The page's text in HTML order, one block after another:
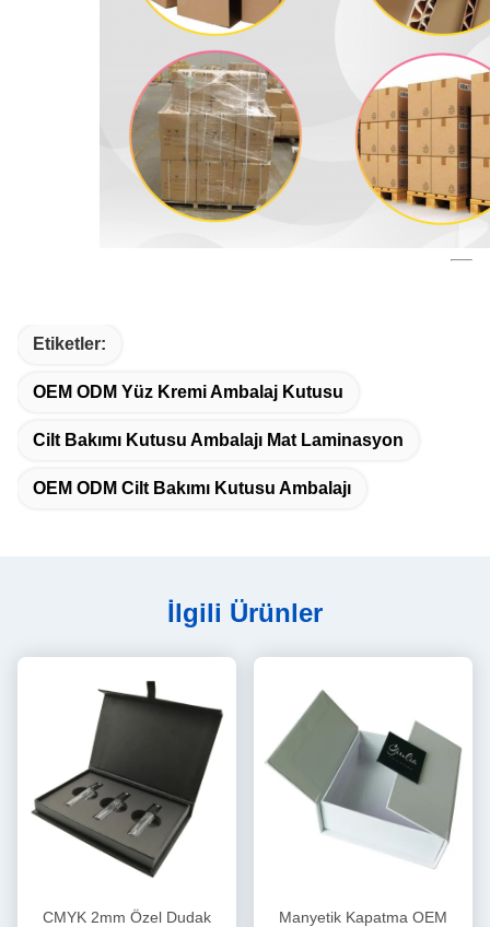
Etiketler:
OEM ODM Yüz Kremi Ambalaj Kutusu
Cilt Bakımı Kutusu Ambalajı Mat Laminasyon
OEM ODM Cilt Bakımı Kutusu Ambalajı
İlgili Ürünler
CMYK 2mm Özel Dudak
Manyetik Kapatma OEM